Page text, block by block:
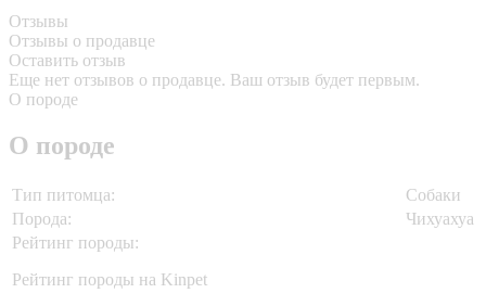
Отзывы
Отзывы о продавце
Оставить отзыв
Еще нет отзывов о продавце. Ваш отзыв будет первым.
О породе
О породе
Тип питомца:
Собаки
Порода:
Чихуахуа
Рейтинг породы:
Рейтинг породы на Kinpet